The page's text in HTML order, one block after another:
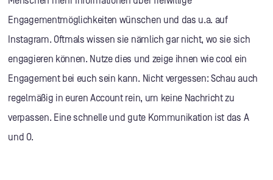
Engagementmöglichkeiten wünschen und das u.a. auf
Instagram. Oftmals wissen sie nämlich gar nicht, wo sie sich
engagieren können. Nutze dies und zeige ihnen wie cool ein
Engagement bei euch sein kann. Nicht vergessen: Schau auch
regelmäßig in euren Account rein, um keine Nachricht zu
verpassen. Eine schnelle und gute Kommunikation ist das A
und O.